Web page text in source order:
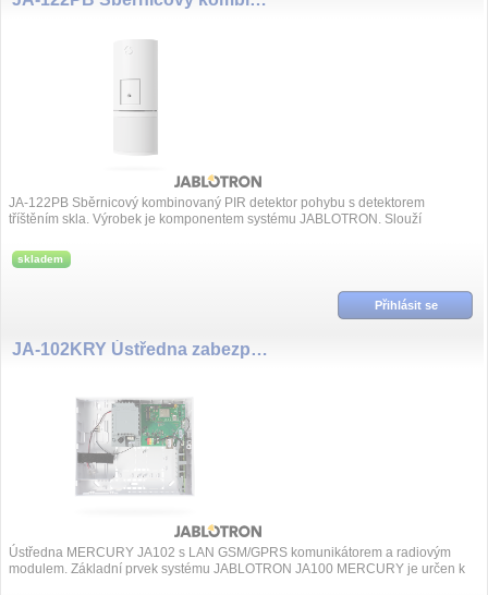
JA-122PB Sběrnicový kombinovaný PIR detektor pohybu s detektorem
tříštěním skla. Výrobek je komponentem systému JABLOTRON. Slouží
skladem
Přihlásit se
JA-102KRY Ústředna zabezpečovacího systému Mercury
Ústředna MERCURY JA102 s LAN GSM/GPRS komunikátorem a radiovým
modulem. Základní prvek systému JABLOTRON JA100 MERCURY je určen k